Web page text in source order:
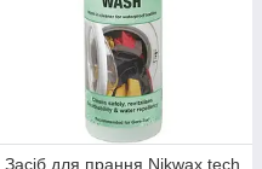
Засіб для прання Nikwax tech